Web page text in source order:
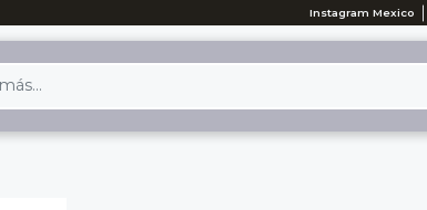
Instagram Mexico